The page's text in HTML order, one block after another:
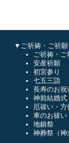
▼ご祈祷・ご祈願
ご祈祷・
安産祈願
初宮参り
七五三詣
長寿のお祝
神前結婚式
厄祓い・方
車のお祓い
地鎮祭
神葬祭（神